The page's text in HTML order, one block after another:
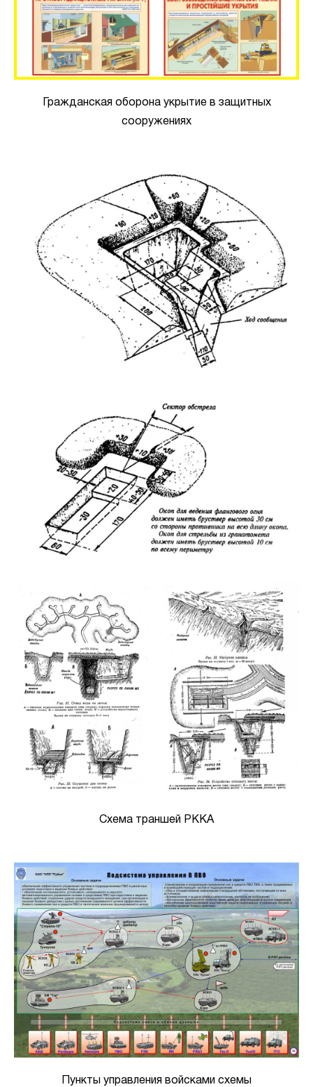
Гражданская оборона укрытие в защитных
сооружениях
Схема траншей РККА
Пункты управления войсками схемы